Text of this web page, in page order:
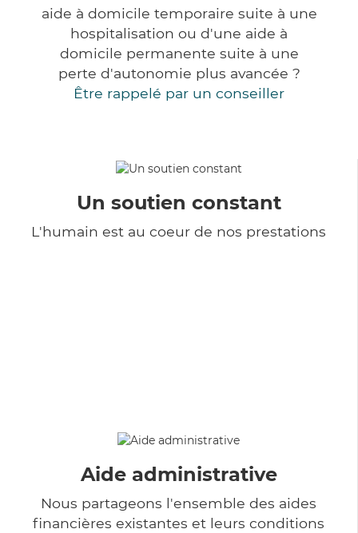
aide à domicile temporaire suite à une
hospitalisation ou d'une aide à
domicile permanente suite à une
perte d'autonomie plus avancée ?
Être rappelé par un conseiller
Un soutien constant
L'humain est au coeur de nos prestations
Aide administrative
Nous partageons l'ensemble des aides
financières existantes et leurs conditions